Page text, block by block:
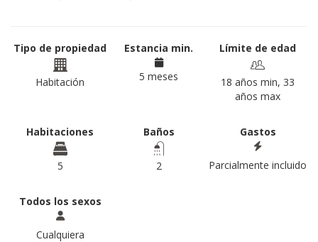
Tipo de propiedad
Habitación
Estancia min.
5 meses
Límite de edad
18 años min, 33
años max
Habitaciones
5
Baños
2
Gastos
Parcialmente incluido
Todos los sexos
Cualquiera